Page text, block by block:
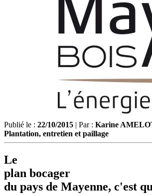
Publié le : 22/10/2015 | Par : Karine
Plantation, entretien et paillage
Le
plan bocager
du pays de Mayenne, c'est